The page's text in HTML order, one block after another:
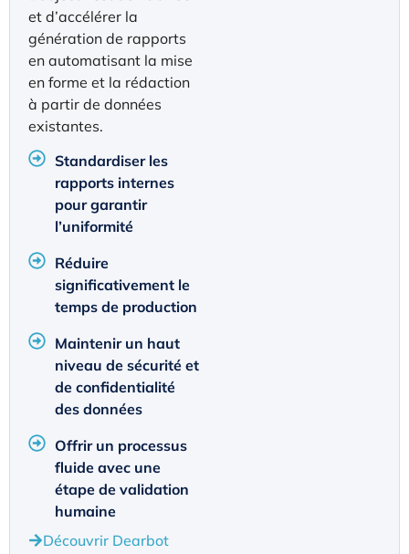
et d’accélérer la
génération de rapports
en automatisant la mise
en forme et la rédaction
à partir de données
existantes.
Standardiser les
rapports internes
pour garantir
l’uniformité
Réduire
significativement le
temps de production
Maintenir un haut
niveau de sécurité et
de confidentialité
des données
Offrir un processus
fluide avec une
étape de validation
humaine
Découvrir Dearbot